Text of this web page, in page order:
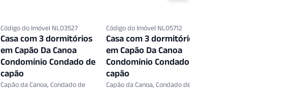
Código do Imóvel NL03527
Casa com 3 dormitórios
em Capão Da Canoa
Condomínio Condado de
capão
Capão da Canoa, Condado de
Código do Imóvel NL05712
Casa com 3 dormitórios
em Capão Da Canoa
Condomínio Condado de
capão
Capão da Canoa, Condado de